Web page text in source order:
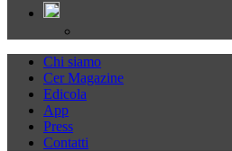
Chi siamo
Cer Magazine
Edicola
App
Press
Contatti